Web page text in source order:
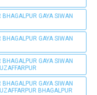
GAYA SIWAN
GAYA SIWAN
GAYA SIWAN
GAYA SIWAN
BHAGALPUR